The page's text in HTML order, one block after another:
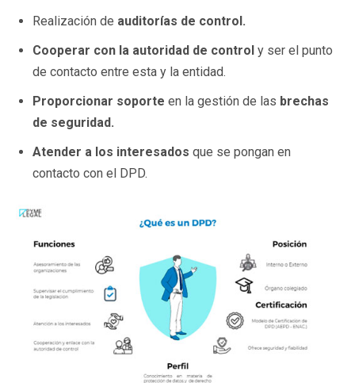
Realización de auditorías de control.
Cooperar con la autoridad de control y ser el punto
de contacto entre esta y la entidad.
Proporcionar soporte en la gestión de las brechas
de seguridad.
Atender a los interesados que se pongan en
contacto con el DPD.